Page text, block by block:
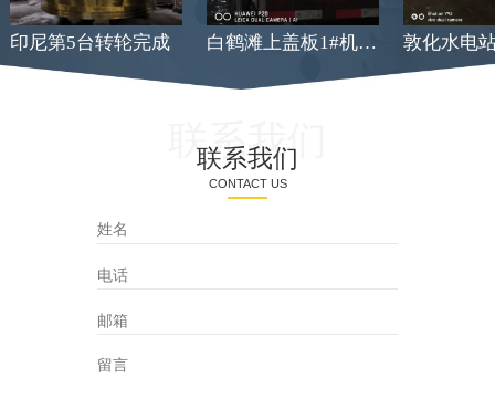
印尼第5台转轮完成 白鹤滩上盖板1#机发货
CONTACT US